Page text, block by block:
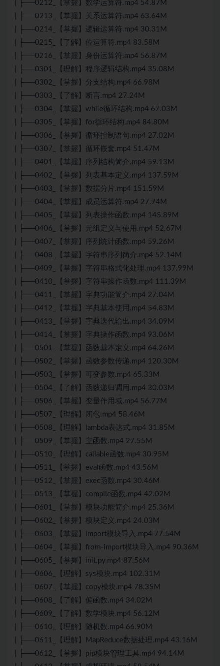
| ├──0212_【掌握】数学运算符.mp4 54.87M
| ├──0213_【掌握】关系运算符.mp4 63.64M
| ├──0214_【掌握】逻辑运算符.mp4 30.31M
| ├──0215_【了解】位运算符.mp4 83.58M
| ├──0216_【掌握】身份运算符.mp4 56.87M
| ├──0301_【理解】程序逻辑结构.mp4 35.08M
| ├──0302_【掌握】分支结构.mp4 66.98M
| ├──0303_【了解】断言.mp4 27.24M
| ├──0304_【掌握】while循环结构.mp4 67.03M
| ├──0305_【掌握】for循环结构.mp4 84.80M
| ├──0306_【掌握】循环控制语句.mp4 27.02M
| ├──0307_【掌握】循环嵌套.mp4 51.47M
| ├──0401_【掌握】序列结构简介.mp4 59.13M
| ├──0402_【掌握】列表基本定义.mp4 137.59M
| ├──0403_【掌握】数据分片.mp4 151.59M
| ├──0404_【掌握】成员运算符.mp4 27.74M
| ├──0405_【掌握】列表操作函数.mp4 145.89M
| ├──0406_【掌握】元组定义与使用.mp4 52.67M
| ├──0407_【掌握】序列统计函数.mp4 59.26M
| ├──0408_【掌握】字符串序列简介.mp4 52.14M
| ├──0409_【掌握】字符串格式化处理.mp4 137.99M
| ├──0410_【掌握】字符串操作函数.mp4 111.39M
| ├──0411_【掌握】字典功能简介.mp4 27.04M
| ├──0412_【掌握】字典基本使用.mp4 54.83M
| ├──0413_【掌握】字典迭代输出.mp4 34.09M
| ├──0414_【掌握】字典操作函数.mp4 93.06M
| ├──0501_【掌握】函数基本定义.mp4 64.26M
| ├──0502_【掌握】函数参数传递.mp4 120.30M
| ├──0503_【掌握】可变参数.mp4 65.33M
| ├──0504_【了解】函数递归调用.mp4 30.03M
| ├──0506_【掌握】变量作用域.mp4 56.77M
| ├──0507_【理解】闭包.mp4 58.46M
| ├──0508_【理解】lambda表达式.mp4 31.85M
| ├──0509_【掌握】主函数.mp4 27.55M
| ├──0510_【理解】callable函数.mp4 30.95M
| ├──0511_【掌握】eval函数.mp4 43.56M
| ├──0512_【掌握】exec函数.mp4 30.46M
| ├──0513_【掌握】compile函数.mp4 42.02M
| ├──0601_【掌握】模块功能简介.mp4 25.36M
| ├──0602_【掌握】模块定义.mp4 24.03M
| ├──0603_【掌握】import模块导入.mp4 77.54M
| ├──0604_【掌握】from-import模块导入.mp4 90.36M
| ├──0605_【掌握】init.py.mp4 87.56M
| ├──0606_【理解】sys模块.mp4 102.31M
| ├──0607_【掌握】copy模块.mp4 78.35M
| ├──0608_【了解】偏函数.mp4 34.02M
| ├──0609_【了解】数学模块.mp4 56.12M
| ├──0610_【理解】随机数.mp4 66.90M
| ├──0611_【理解】MapReduce数据处理.mp4 43.16M
| ├──0612_【掌握】pip模块管理工具.mp4 94.14M